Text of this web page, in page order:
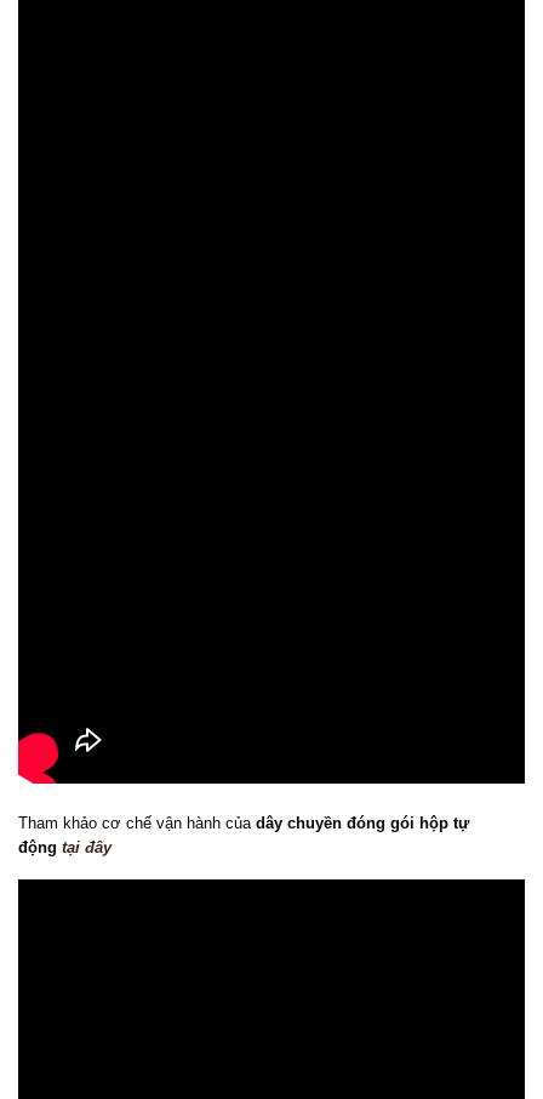
Tham khảo cơ chế vận hành của dây chuyền đóng gói hộp tự
động tại đây